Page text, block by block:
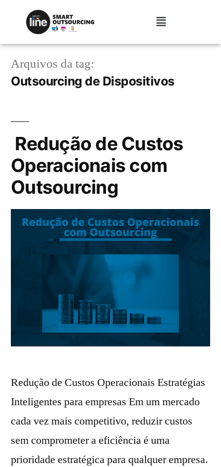
Arquivos da tag:
Outsourcing de Dispositivos
Redução de Custos
Operacionais com
Outsourcing
Redução de Custos Operacionais Estratégias
Inteligentes para empresas Em um mercado
cada vez mais competitivo, reduzir custos
sem comprometer a eficiência é uma
prioridade estratégica para qualquer empresa.